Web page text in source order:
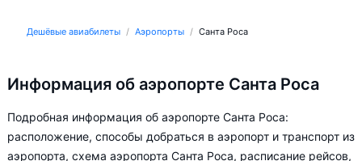
Дешёвые авиабилеты Аэропорты Санта Роса
Информация об аэропорте Санта Роса
Подробная информация об аэропорте Санта Роса:
расположение, способы добраться в аэропорт и транспорт из
аэропорта, схема аэропорта Санта Роса, расписание рейсов,